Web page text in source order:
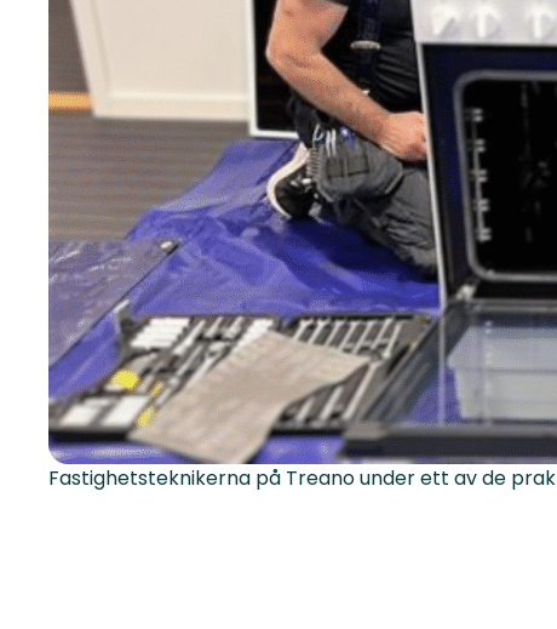
Fastighetsteknikerna på Treano under ett av de